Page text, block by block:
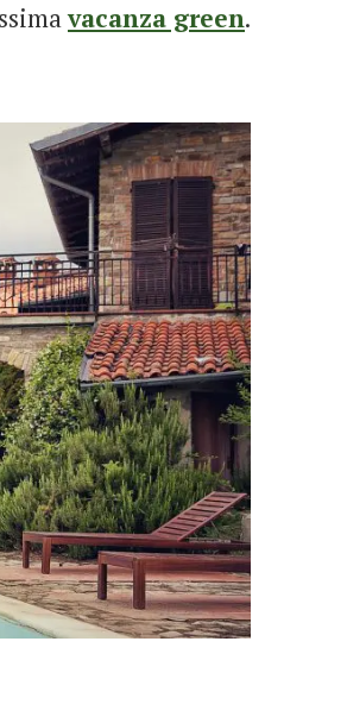
vacanza green.